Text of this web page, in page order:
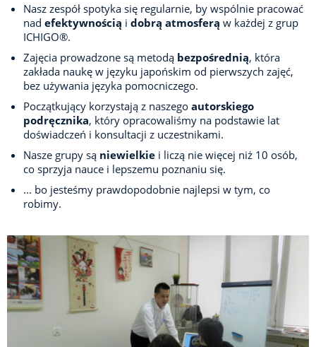
Nasz zespół spotyka się regularnie, by wspólnie pracować
nad efektywnością i dobrą atmosferą w każdej z grup
ICHIGO®.
Zajęcia prowadzone są metodą bezpośrednią, która
zakłada naukę w języku japońskim od pierwszych zajęć,
bez używania języka pomocniczego.
Początkujący korzystają z naszegoautorskiego
podręcznika, który opracowaliśmy na podstawie lat
doświadczeń i konsultacji z uczestnikami.
Nasze grupy są niewielkiei liczą nie więcej niż 10 osób,
co sprzyja nauce i lepszemu poznaniu się.
... bo jesteśmy prawdopodobnie najlepsi w tym, co
robimy.